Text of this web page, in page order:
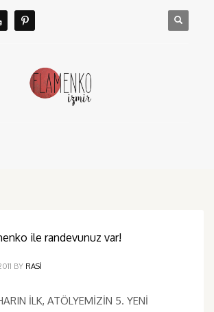
ile randevunuz var!
BY RASI
İLK, ATÖLYEMİZİN 5. YENİ